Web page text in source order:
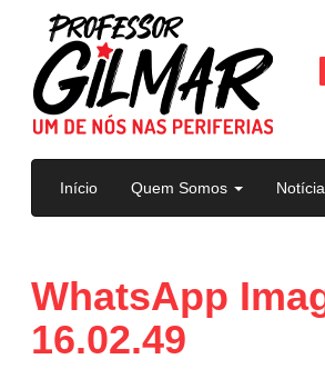
Início Quem Somos
WhatsApp
16.02.49